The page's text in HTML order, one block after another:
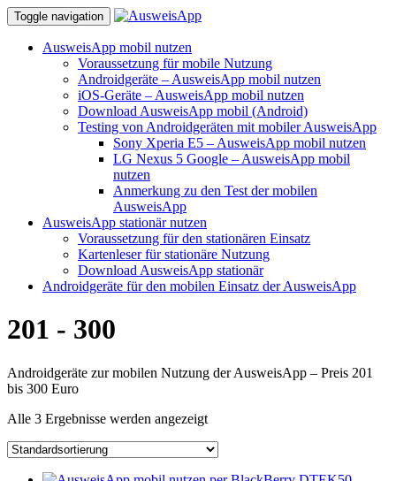
Toggle navigation
Skip
AusweisApp mobil nutzen
Voraussetzung für mobile Nutzung
Androidgeräte – AusweisApp mobil nutzen
iOS-Geräte – AusweisApp mobil nutzen
Download AusweisApp mobil (Android)
Testing von Androidgeräten mit mobiler AusweisApp
Sony Xperia E5 – AusweisApp mobil nutzen
LG Nexus 5 Google – AusweisApp mobil
nutzen
Anmerkung zu den Test der mobilen
AusweisApp
AusweisApp stationär nutzen
Voraussetzung für den stationären Einsatz
Kartenleser für stationäre Nutzung
Download AusweisApp stationär
Androidgeräte für den mobilen Einsatz der AusweisApp
201 - 300
Androidgeräte zur mobilen Nutzung der AusweisApp – Preis 201
bis 300 Euro
Alle 3 Ergebnisse werden angezeigt